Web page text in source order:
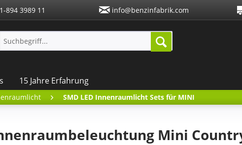
894 3989 11 info@benzinfabrik.com
15 Jahre Erfahrung
SMD LED Innenraumlicht Sets für MINI
Mini